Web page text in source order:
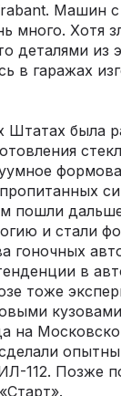
Машин
много. Хотя
деталями из
в гаражах
была
пошли
и стали
гоночных
в
тоже
на
112. Позже